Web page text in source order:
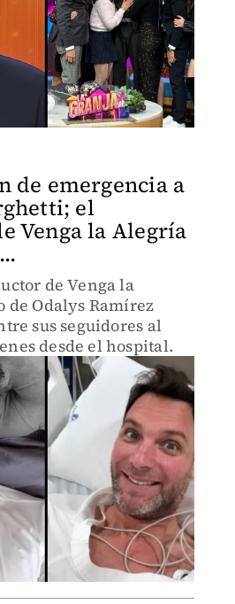
de emergencia a
el
Venga la Alegría
de Venga la
de Odalys Ramírez
sus seguidores al
desde el hospital.